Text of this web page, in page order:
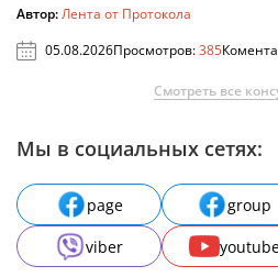
Автор:Лента от Протокола
05.08.2026Просмотров:385
Смотреть все
Мы в социальных сетях:
page group
viber